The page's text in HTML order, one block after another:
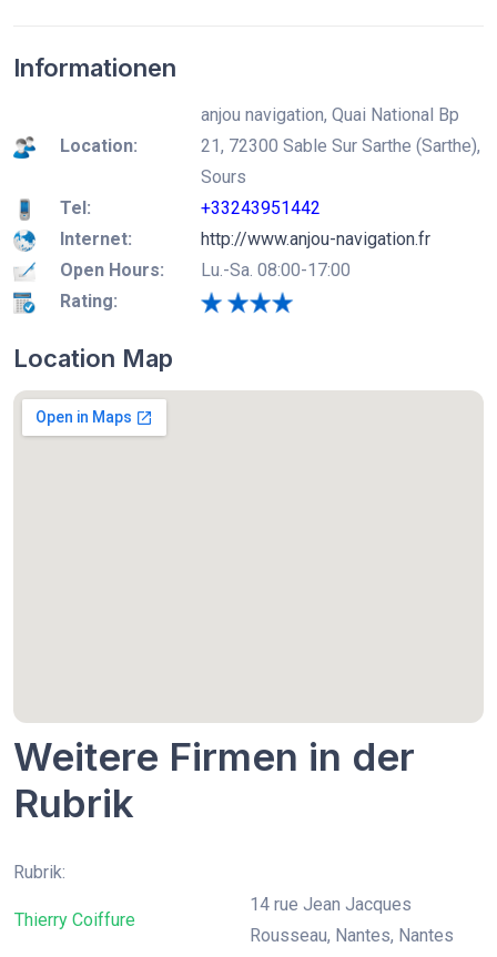
Informationen
Location:
anjou navigation, Quai National Bp
21, 72300 Sable Sur Sarthe (Sarthe),
Sours
Tel:
+33243951442
Internet:
http://www.anjou-navigation.fr
Open Hours:
Lu.-Sa. 08:00-17:00
Rating:
Location Map
Weitere Firmen in der
Rubrik
Rubrik:
Thierry Coiffure
14 rue Jean Jacques
Rousseau, Nantes, Nantes